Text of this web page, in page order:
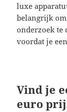
luxe
belangrijk om
onderzoek te
voordat je
Vind je
euro